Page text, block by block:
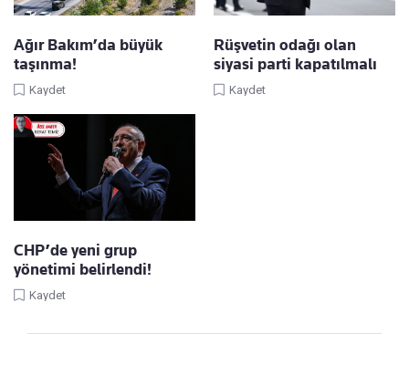
Ağır Bakım’da büyük
taşınma!
Kaydet
Rüşvetin odağı olan
siyasi parti kapatılmalı
Kaydet
CHP’de yeni grup
yönetimi belirlendi!
Kaydet